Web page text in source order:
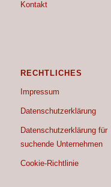
Kontakt
RECHTLICHES
Impressum
Datenschutzerklärung
Datenschutzerklärung für
suchende Unternehmen
Cookie-Richtlinie